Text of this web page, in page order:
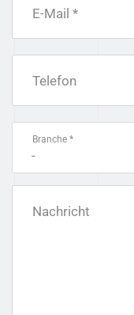
E-Mail *
Telefon
Branche *
-
Nachricht